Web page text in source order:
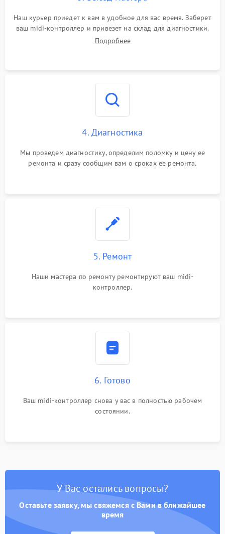
1500 ₽ Подробнее →
1500 ₽
Наш курьер приедет к вам в удобное для вас время. Заберет
ваш midi-контроллер и привезет на склад для диагностики.
Подробнее
4. Диагностика
Мы проведем диагностику, определим поломку и цену ее
ремонта и сразу сообщим вам о сроках ее ремонта.
5. Ремонт
Наши мастера по ремонту ремонтируют ваш midi-
контроллер.
6. Готово
Ваш midi-контроллер снова у вас в полностью рабочем
состоянии.
У Вас остались вопросы?
Оставьте заявку, мы свяжемся с Вами в ближайшее
время